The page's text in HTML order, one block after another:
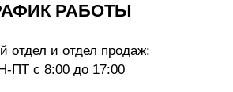
РАБОТЫ
отдел и отдел продаж:
ПТ с 8:00 до 17:00